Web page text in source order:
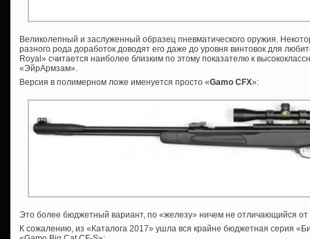
Великолепный и заслуженный образец пневматического оружия.
разного рода доработок доводят его даже до уровня винтовок для
Royal» считается наиболее близким по этому показателю к
«ЭйрАрмзам».
Версия в полимерном ложе именуется просто «Gamo CFX»:
Это более бюджетный вариант, по «железу» ничем не отличающийся от
К сожалению, из «Каталога 2017» ушла вся крайне бюджетная серия